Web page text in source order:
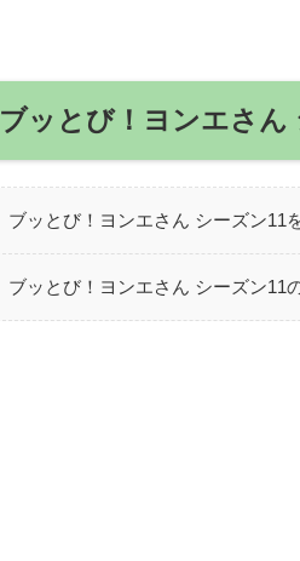
ブッとび！ヨンエさん
ブッとび！ヨンエさん シーズン11
ブッとび！ヨンエさん シーズン11